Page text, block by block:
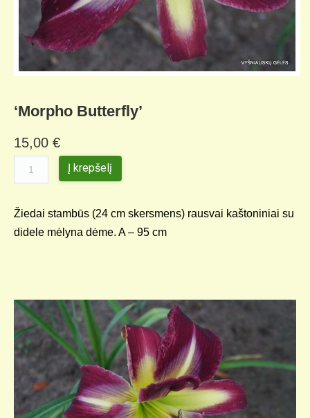
‘Morpho Butterfly’
15,00 €
Į krepšelį
Žiedai stambūs (24 cm skersmens) rausvai kaštoniniai su
didele mėlyna dėme. A – 95 cm